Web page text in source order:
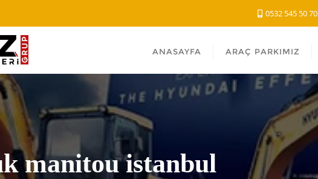
0532 545 50 70
ANASAYFA ARAÇ PARKIMIZ
manitou istanbul